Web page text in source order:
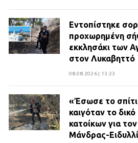
Εντοπίστηκε
προχωρημένη
εκκλησάκι των
στον Λυκαβηττό
08.08.2026 | 13:23
«Έσωσε το
καιγόταν το
κατοίκων για
Μάνδρας-